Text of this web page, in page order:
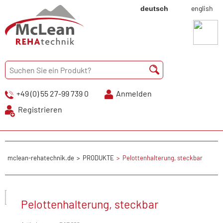
deutsch english
+49 (0) 55 27-99 739 0
Anmelden
Registrieren
mclean-rehatechnik.de PRODUKTE Pelottenhalterung, steckbar
Pelottenhalterung, steckbar